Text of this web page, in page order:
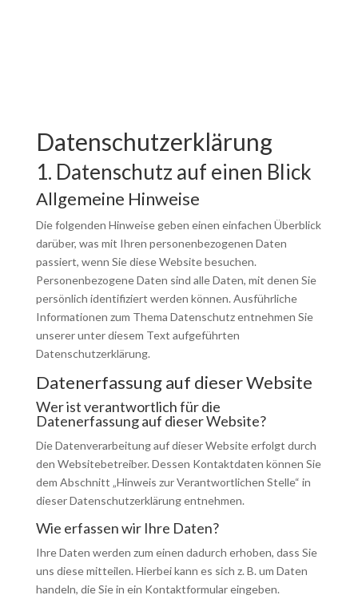
Datenschutz­erklärung
1. Datenschutz auf einen Blick
Allgemeine Hinweise
Die folgenden Hinweise geben einen einfachen Überblick
darüber, was mit Ihren personenbezogenen Daten
passiert, wenn Sie diese Website besuchen.
Personenbezogene Daten sind alle Daten, mit denen Sie
persönlich identifiziert werden können. Ausführliche
Informationen zum Thema Datenschutz entnehmen Sie
unserer unter diesem Text aufgeführten
Datenschutzerklärung.
Datenerfassung auf dieser Website
Wer ist verantwortlich für die
Datenerfassung auf dieser Website?
Die Datenverarbeitung auf dieser Website erfolgt durch
den Websitebetreiber. Dessen Kontaktdaten können Sie
dem Abschnitt „Hinweis zur Verantwortlichen Stelle“ in
dieser Datenschutzerklärung entnehmen.
Wie erfassen wir Ihre Daten?
Ihre Daten werden zum einen dadurch erhoben, dass Sie
uns diese mitteilen. Hierbei kann es sich z. B. um Daten
handeln, die Sie in ein Kontaktformular eingeben.